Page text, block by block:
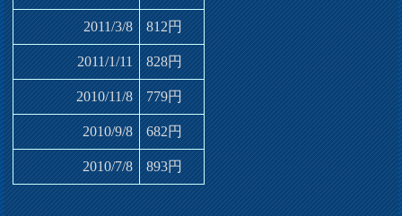
2011/3/8 812円
2011/1/11 828円
2010/11/8 779円
2010/9/8 682円
2010/7/8 893円